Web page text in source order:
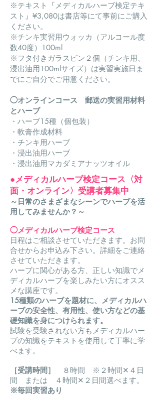
※テキスト『メディカルハーブ検定テキ
スト』¥3,080は書店等にて事前にご購入
ください。
※チンキ実習用ウォッカ（アルコール度
数40度）100ml
※フタ付きガラスビン２個（チンキ用、
浸出油用100mlサイズ）は実習実施日ま
でにご自分でご用意ください。
◯オンラインコース 郵送の実習用材料
とハーブ
・ハーブ15種（個包装）
・軟膏作成材料
・チンキ用ハーブ
・浸出油用ハーブ
・浸出油用マカダミアナッツオイル
●メディカルハーブ検定コース 〈対
面・オンライン〉 受講者募集中
～日常のさまざまなシーンでハーブを活
用してみませんか？～
◯メディカルハーブ検定コース
日程はご相談させていただきます。お問
合せからお申込み下さい。 詳細をご連絡
させていただきます。
ハーブに関心がある方、正しい知識でメ
ディカルハーブを楽しみたい方にオスス
メな講座です。
15種類のハーブを題材に、メディカルハ
ーブの安全性、有用性、使い方などの基
礎知識を身につけられます。
試験を受験されない方もメディカルハー
ブの知識をテキストを使用して丁寧に学
べます。
［受講時間］ ８時間
※２時間✕４日
間 または ４時間✕２日間選べます。
※毎回実習あり